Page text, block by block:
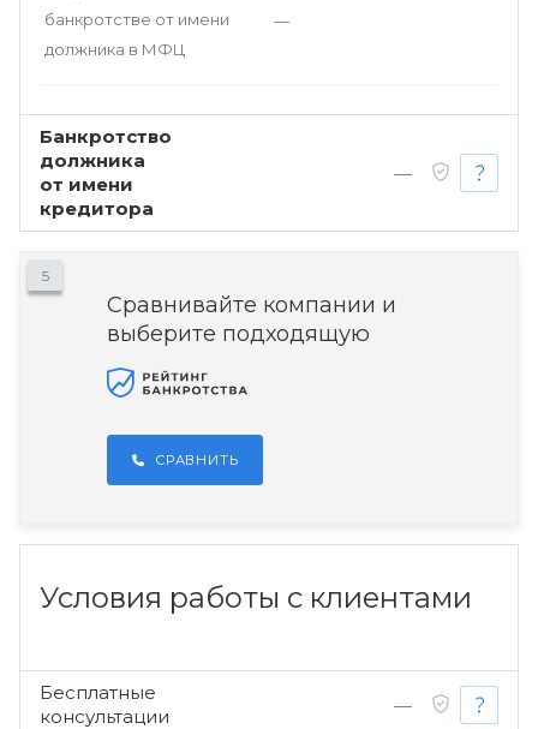
банкротстве от имени
должника в МФЦ
—
Банкротство
должника
от имени
кредитора
—
5
Сравнивайте компании и
выберите подходящую
СРАВНИТЬ
Условия работы с клиентами
Бесплатные
консультации
—